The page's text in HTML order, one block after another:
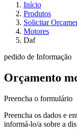
Início
Produtos
Solicitar
Motores
Daf
pedido de Informação
Orçamento
Preencha o formulário
Preencha os dados e
informá-lo/a sobre a